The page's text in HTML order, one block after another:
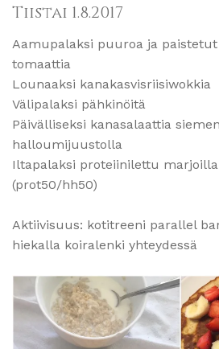
Tiistai 1.8.2017
Aamupalaksi puuroa ja
tomaattia
Lounaaksi kanakasvisriisiwokkia
Välipalaksi pähkinöitä
Päivälliseksi kanasalaattia
halloumijuustolla
Iltapalaksi proteiinilettu
(prot50/hh50)
Aktiivisuus: kotitreeni parallel
hiekalla koiralenki yhteydessä